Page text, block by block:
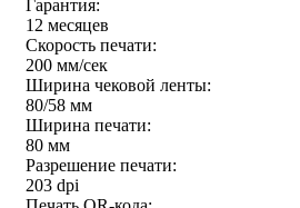
Гарантия:
12 месяцев
Скорость печати:
200 мм/сек
Ширина чековой ленты:
80/58 мм
Ширина печати:
80 мм
Разрешение печати:
203 dpi